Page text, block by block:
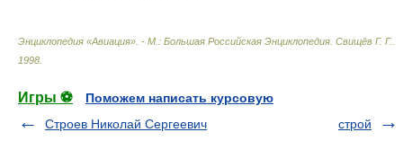
Энциклопедия «Авиация». - М.: Большая Российская Энциклопедия Свищёв Г. Г.
1998
Игры ⚽
Поможем написать курсовую
Строев Николай Сергеевич
строй